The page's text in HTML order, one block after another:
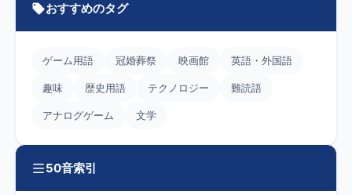
おすすめのタグ
ゲーム用語 冠婚葬祭 映画館 英語・外国語
趣味 歴史用語 テクノロジー 難読語
アナログゲーム 文学
50音索引